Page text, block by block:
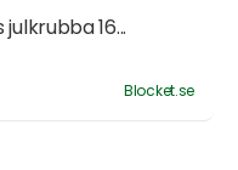
16...
Blocket.se